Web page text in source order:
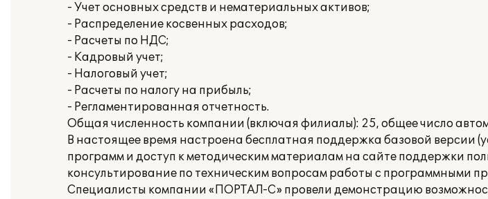
- Учет основных средств и нематериальных активов;
- Распределение косвенных расходов;
- Расчеты по НДС;
- Кадровый учет;
- Налоговый учет;
- Расчеты по налогу на прибыль;
- Регламентированная отчетность.
Общая численность компании (включая филиалы): 25, общее число
В настоящее время настроена бесплатная поддержка базовой версии
программ и доступ к методическим материалам на сайте поддержки
консультирование по техническим вопросам работы с программными
Специалисты компании «ПОРТАЛ-С» провели демонстрацию